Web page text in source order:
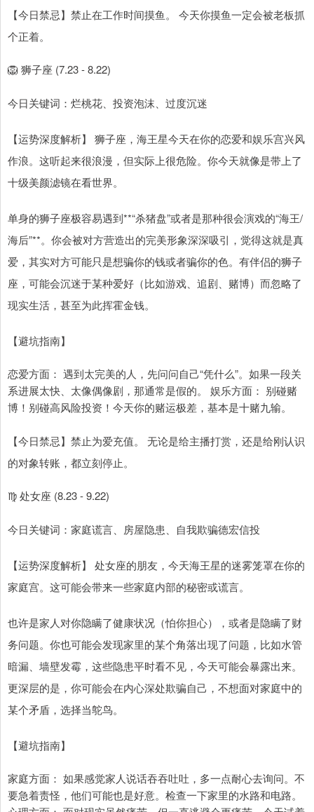
【今日禁忌】禁止在工作时间摸鱼。 今天你摸鱼一定会被老板抓
个正着。
🦁 狮子座 (7.23 - 8.22)
今日关键词：烂桃花、投资泡沫、过度沉迷
【运势深度解析】 狮子座，海王星今天在你的恋爱和娱乐宫兴风
作浪。这听起来很浪漫，但实际上很危险。你今天就像是带上了
十级美颜滤镜在看世界。
单身的狮子座极容易遇到**“杀猪盘”或者是那种很会演戏的“海王/
海后”**。你会被对方营造出的完美形象深深吸引，觉得这就是真
爱，其实对方可能只是想骗你的钱或者骗你的色。有伴侣的狮子
座，可能会沉迷于某种爱好（比如游戏、追剧、赌博）而忽略了
现实生活，甚至为此挥霍金钱。
【避坑指南】
恋爱方面： 遇到太完美的人，先问问自己“凭什么”。如果一段关
系进展太快、太像偶像剧，那通常是假的。 娱乐方面： 别碰赌
博！别碰高风险投资！今天你的赌运极差，基本是十赌九输。
【今日禁忌】禁止为爱充值。 无论是给主播打赏，还是给刚认识
的对象转账，都立刻停止。
♍ 处女座 (8.23 - 9.22)
今日关键词：家庭谎言、房屋隐患、自我欺骗德宏信投
【运势深度解析】 处女座的朋友，今天海王星的迷雾笼罩在你的
家庭宫。这可能会带来一些家庭内部的秘密或谎言。
也许是家人对你隐瞒了健康状况（怕你担心），或者是隐瞒了财
务问题。你也可能会发现家里的某个角落出现了问题，比如水管
暗漏、墙壁发霉，这些隐患平时看不见，今天可能会暴露出来。
更深层的是，你可能会在内心深处欺骗自己，不想面对家庭中的
某个矛盾，选择当鸵鸟。
【避坑指南】
家庭方面： 如果感觉家人说话吞吞吐吐，多一点耐心去询问。不
要急着责怪，他们可能也是好意。检查一下家里的水路和电路。